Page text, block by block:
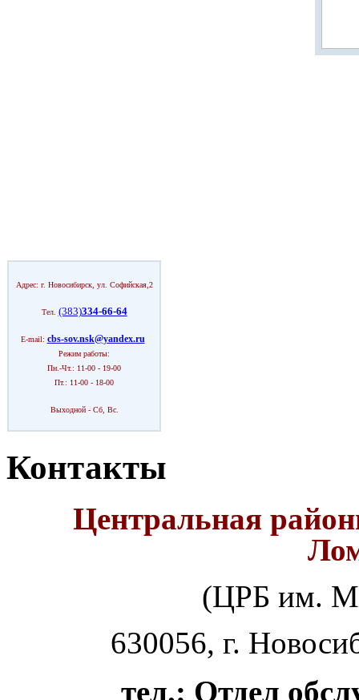
Адрес: г. Новосибирск, ул. Софийская,2
Тел. (383)334-66-64
E-mail: cbs-sov.nsk@yandex.ru
Режим работы:
Пн.-Чт.: 11-00 - 19-00
Пт.: 11-00 - 18-00
Выходной - Сб, Вс.
Контакты
Центральная
(ЦРБ им.
630056, г.
тел.: Отдел